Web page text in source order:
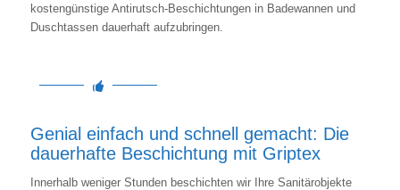
kostengünstige Antirutsch-Beschichtungen in Badewannen und
Duschtassen dauerhaft aufzubringen.
Genial einfach und schnell gemacht: Die
dauerhafte Beschichtung mit Griptex
Innerhalb weniger Stunden beschichten wir Ihre Sanitärobjekte